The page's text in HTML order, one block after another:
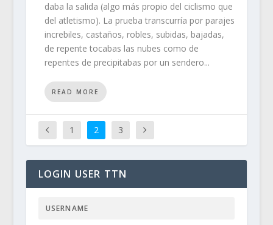
daba la salida (algo más propio del ciclismo que
del atletismo). La prueba transcurría por parajes
increbiles, castaños, robles, subidas, bajadas,
de repente tocabas las nubes como de
repentes de precipitabas por un sendero...
READ MORE
1 2 3
LOGIN USER TTN